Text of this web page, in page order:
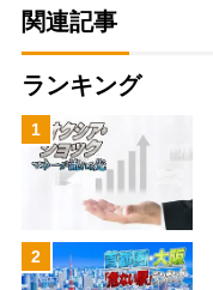
関連記事
ランキング
1
2